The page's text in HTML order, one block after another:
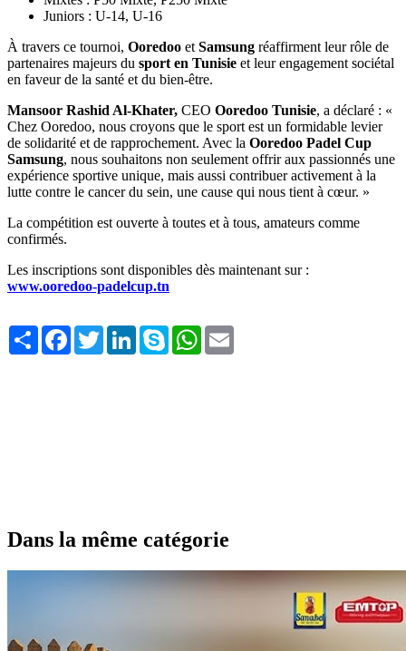
Juniors : U-14, U-16
À travers ce tournoi, Ooredoo et Samsung réaffirment leur rôle de
partenaires majeurs du sport en Tunisie et leur engagement sociétal
en faveur de la santé et du bien-être.
Mansoor Rashid Al-Khater, CEO Ooredoo Tunisie, a déclaré : «
Chez Ooredoo, nous croyons que le sport est un formidable levier
de solidarité et de rapprochement. Avec la Ooredoo Padel Cup
Samsung, nous souhaitons non seulement offrir aux passionnés une
expérience sportive unique, mais aussi contribuer activement à la
lutte contre le cancer du sein, une cause qui nous tient à cœur. »
La compétition est ouverte à toutes et à tous, amateurs comme
confirmés.
Les inscriptions sont disponibles dès maintenant sur :
www.ooredoo-padelcup.tn
Share FacebookTwitterLinkedInSkype WhatsApp
Dans la même catégorie